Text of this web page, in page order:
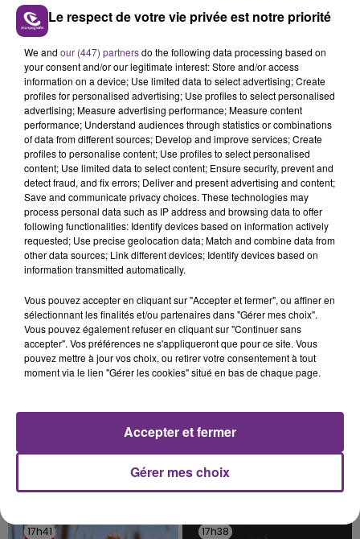
Cela fait déjà une semaine que la centrale
nucléaire ardennaise est à l'arrêt. Une situation
justifiée par la sécheresse intense qui est toujours
présente.
LE MAGASIN JOUÉCLUB DE REIMS FERME
SES PORTES
C'était l'une des institutions du centre-ville
rémois. Le magasin JouéClub est contraint de
fermer ses portes.
TITRES DIFFUSÉS
17h47
17h47
ADELE CASTILLON
Ete Avec Toi
17h43
17h43
Can't Hold Us
17h41
17h41 17h38
17h38
Le respect de votre vie privée est notre priorité
We and our (447) partnersdo the following data processing based on
your consent and/or our legitimate interest: Store and/or access
information on a device; Use limited data to select advertising; Create
profiles for personalised advertising; Use profiles to select personalised
advertising; Measure advertising performance; Measure content
performance; Understand audiences through statistics or combinations
of data from different sources; Develop and improve services; Create
profiles to personalise content; Use profiles to select personalised
content; Use limited data to select content; Ensure security, prevent and
detect fraud, and fix errors; Deliver and present advertising and content;
Save and communicate privacy choices. These technologies may
process personal data such as IP address and browsing data to offer
following functionalities: Identify devices based on information actively
requested; Use precise geolocation data; Match and combine data from
other data sources; Link different devices; Identify devices based on
information transmitted automatically.
Vous pouvez accepter en cliquant sur "Accepter et fermer", ou affiner en
sélectionnant les finalités et/ou partenaires dans "Gérer mes choix".
Vous pouvez également refuser en cliquant sur "Continuer sans
accepter". Vos préférences ne s'appliqueront que pour ce site. Vous
pouvez mettre à jour vos choix, ou retirer votre consentement à tout
moment via le lien "Gérer les cookies" situé en bas de chaque page.
Gérer mes choix
Accepter et fermer